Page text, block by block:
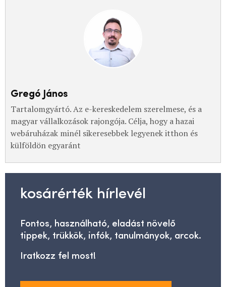
Gregó János
Tartalomgyártó. Az e-kereskedelem szerelmese, és a
magyar vállalkozások rajongója. Célja, hogy a hazai
webáruházak minél sikeresebbek legyenek itthon és
külföldön egyaránt
kosárérték hírlevél
Fontos, használható, eladást növelő
tippek, trükkök, infók, tanulmányok, arcok.
Iratkozz fel most!